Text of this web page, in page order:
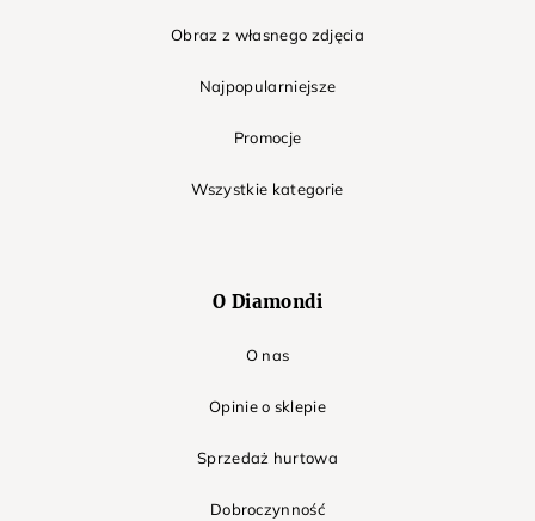
Obraz z własnego zdjęcia
Najpopularniejsze
Promocje
Wszystkie kategorie
O Diamondi
O nas
Opinie o sklepie
Sprzedaż hurtowa
Dobroczynność